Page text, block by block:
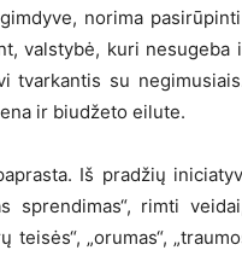
norima
valstybė, kuri nesugeba
tvarkantis su
ir biudžeto eilute.
Iš pradžių
sprendimas“, rimti
teisės“, „orumas“,